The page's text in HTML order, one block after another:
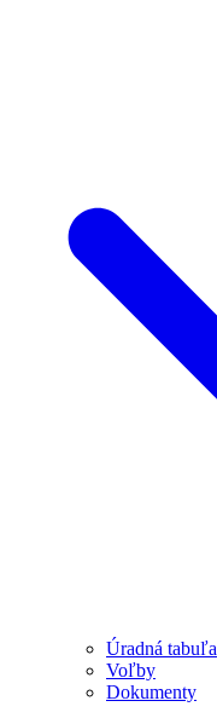
Úradná tabuľa
Voľby
Dokumenty